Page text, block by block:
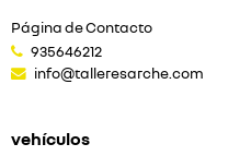
Página de Contacto
935646212
info@talleresarche.com
vehículos